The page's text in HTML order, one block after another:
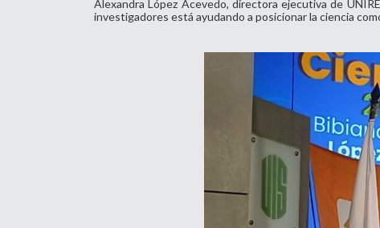
Alexandra López Acevedo, directora ejecutiva de
investigadores está ayudando a posicionar la ciencia